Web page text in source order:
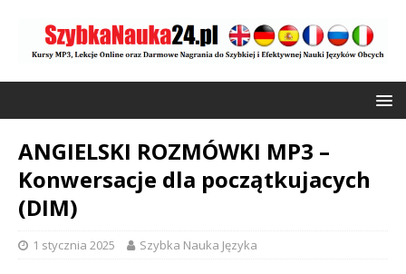
ANGIELSKI ROZMÓWKI MP3 –
Konwersacje dla początkujacych
(DIM)
1 stycznia 2025 Szybka Nauka Języka